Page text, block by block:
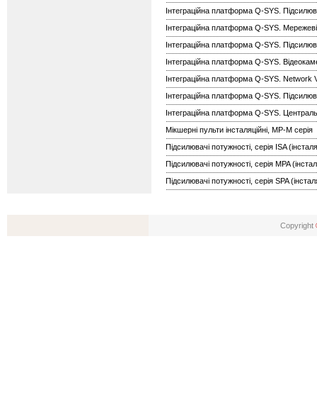
Інтеграційна платформа Q-SYS.
Інтеграційна платформа Q-SYS.
Інтеграційна платформа Q-SYS.
Інтеграційна платформа Q-SYS.
Інтеграційна платформа Q-SYS. Network
Інтеграційна платформа Q-SYS.
Інтеграційна платформа Q-SYS.
Мікшерні пульти інсталяційні, МР-М серія
Підсилювачі потужності, серія ISA
Підсилювачі потужності, серія MPA
Підсилювачі потужності, серія SPA
Copyright